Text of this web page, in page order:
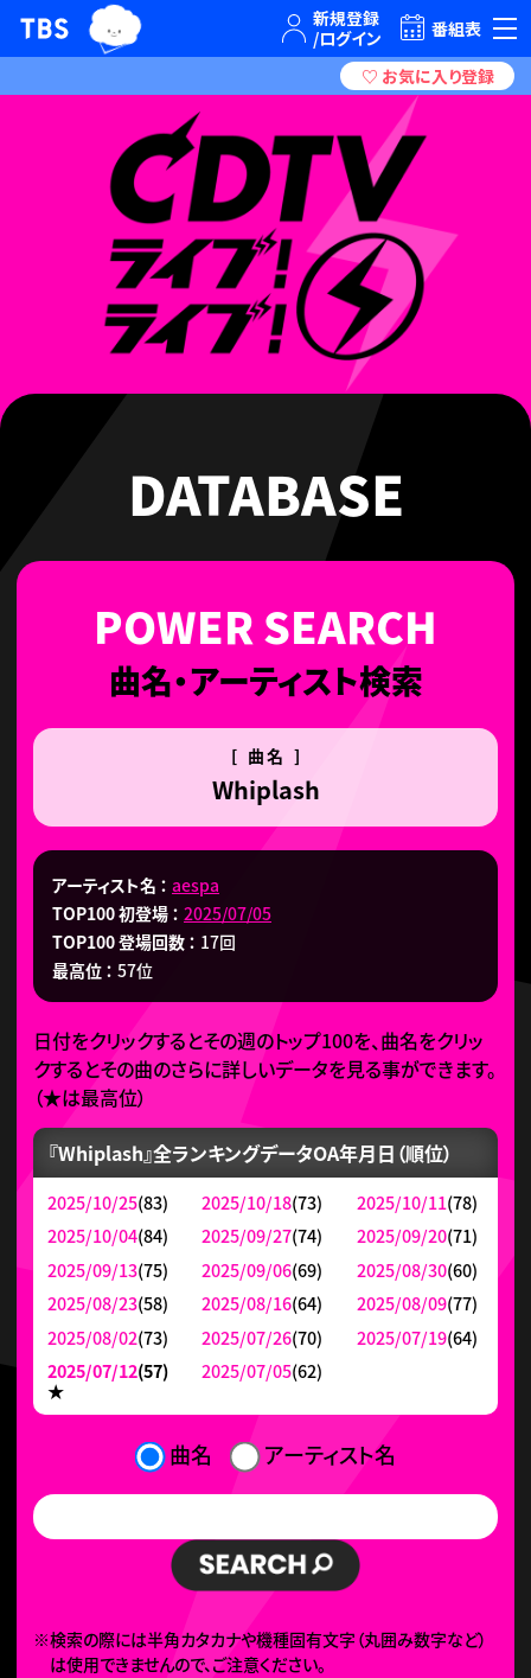
TBSテレビ｜ときめくときを。
TBSグループキャラクター『ワクティ』番組表
DATABASE
曲名・アーティスト検索
[ 曲名 ]
Whiplash
アーティスト名
aespa
TOP100 初登場
2025/07/05
TOP100 登場回数
17回
最高位
57位
日付をクリックするとその週のトップ100を、曲名をクリッ
クするとその曲のさらに詳しいデータを見る事ができます。
（★は最高位）
『Whiplash』全ランキングデータOA年月日（順位）
2025/10/25(83) 2025/10/18(73) 2025/10/11(78)
2025/10/04(84) 2025/09/27(74) 2025/09/20(71)
2025/09/13(75) 2025/09/06(69) 2025/08/30(60)
2025/08/23(58) 2025/08/16(64) 2025/08/09(77)
2025/08/02(73) 2025/07/26(70) 2025/07/19(64)
2025/07/12(57)
★
2025/07/05(62)
曲名 アーティスト名
※検索の際には半角カタカナや機種固有文字（丸囲み数字など）
は使用できませんので、ご注意ください。